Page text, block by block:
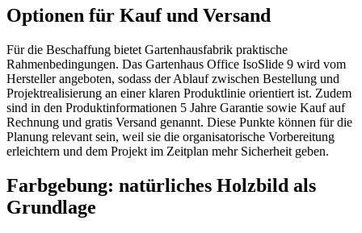
Optionen für Kauf und Versand
Für die Beschaffung bietet Gartenhausfabrik praktische
Rahmenbedingungen. Das Gartenhaus Office IsoSlide 9 wird vom
Hersteller angeboten, sodass der Ablauf zwischen Bestellung und
Projektrealisierung an einer klaren Produktlinie orientiert ist. Zudem
sind in den Produktinformationen 5 Jahre Garantie sowie Kauf auf
Rechnung und gratis Versand genannt. Diese Punkte können für die
Planung relevant sein, weil sie die organisatorische Vorbereitung
erleichtern und dem Projekt im Zeitplan mehr Sicherheit geben.
Farbgebung: natürliches Holzbild als
Grundlage